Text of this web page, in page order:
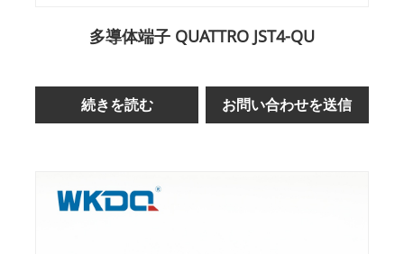
多導体端子 QUATTRO JST4-QU
続きを読む お問い合わせを送信